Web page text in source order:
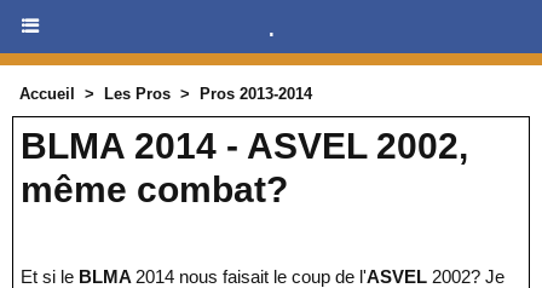
.
Accueil > Les Pros > Pros 2013-2014
BLMA 2014 - ASVEL 2002,
même combat?
Et si le BLMA 2014 nous faisait le coup de l'ASVEL 2002? Je